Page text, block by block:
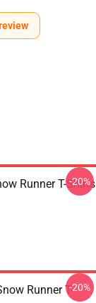
Runner T-Shirts
-20%
Runner T--20%